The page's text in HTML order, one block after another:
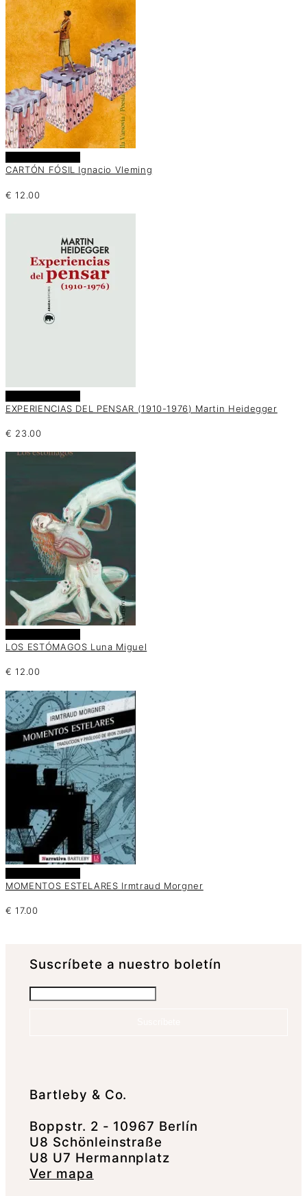
CARTÓN FÓSIL Ignacio Vleming
€ 12.00
EXPERIENCIAS DEL PENSAR (1910-1976) Martin Heidegger
€ 23.00
LOS ESTÓMAGOS Luna Miguel
€ 12.00
MOMENTOS ESTELARES Irmtraud Morgner
€ 17.00
Suscrí­bete a nuestro boletín
Bartleby & Co.
Boppstr. 2 - 10967 Berlín
U8 Schönleinstraße
U8 U7 Hermannplatz
Ver mapa